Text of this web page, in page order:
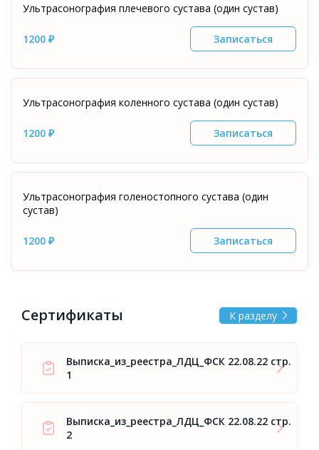
Ультрасонография плечевого сустава (один сустав)
1200 ₽ Записаться
Ультрасонография коленного сустава (один сустав)
1200 ₽ Записаться
Ультрасонография голеностопного сустава (один
сустав)
1200 ₽ Записаться
Сертификаты К разделу
Выписка_из_реестра_ЛДЦ_ФСК 22.08.22 стр.
1
Выписка_из_реестра_ЛДЦ_ФСК 22.08.22 стр.
2